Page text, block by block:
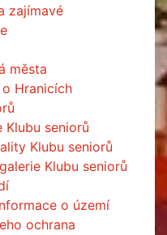
zajímavé
města
Hranicích
Klubu seniorů
Klubu seniorů
Klubu seniorů
o území
ochrana